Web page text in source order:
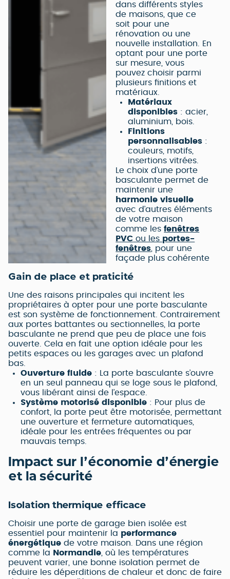
dans différents styles
de maisons, que ce
soit pour une
rénovation ou une
nouvelle installation. En
optant pour une porte
sur mesure, vous
pouvez choisir parmi
plusieurs finitions et
matériaux.
Matériaux
disponibles : acier,
aluminium, bois.
Finitions
personnalisables :
couleurs, motifs,
insertions vitrées.
Le choix d’une porte
basculante permet de
maintenir une
harmonie visuelle
avec d’autres éléments
de votre maison
comme lesfenêtres
PVC ou les portes-
fenêtres , pour une
façade plus cohérente
Gain de place et praticité
Une des raisons principales qui incitent les
propriétaires à opter pour une porte basculante
est son système de fonctionnement. Contrairement
aux portes battantes ou sectionnelles, la porte
basculante ne prend que peu de place une fois
ouverte. Cela en fait une option idéale pour les
petits espaces ou les garages avec un plafond
bas.
Ouverture fluide : La porte basculante s’ouvre
en un seul panneau qui se loge sous le plafond,
vous libérant ainsi de l’espace.
Système motorisé disponible : Pour plus de
confort, la porte peut être motorisée, permettant
une ouverture et fermeture automatiques,
idéale pour les entrées fréquentes ou par
mauvais temps.
Impact sur l’économie d’énergie
et la sécurité
Isolation thermique efficace
Choisir une porte de garage bien isolée est
essentiel pour maintenir la performance
énergétique de votre maison. Dans une région
comme la
Normandie , où les températures
peuvent varier, une bonne isolation permet de
réduire les déperditions de chaleur et donc de faire